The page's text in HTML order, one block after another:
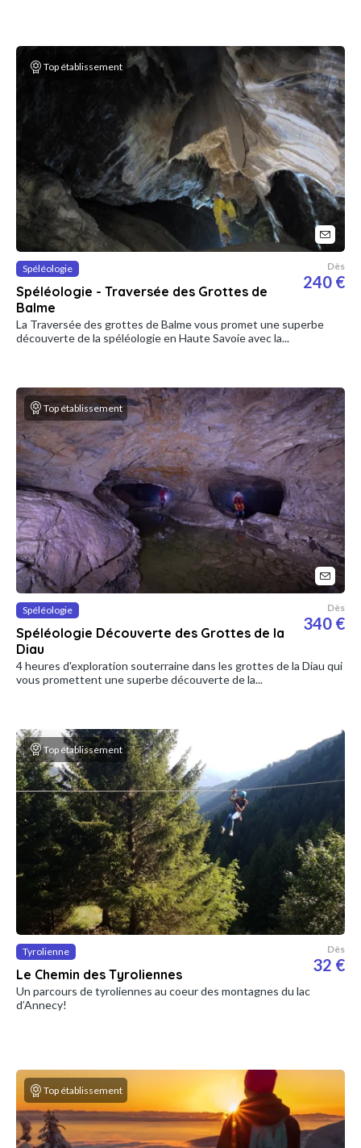
Top établissement
Spéléologie
Spéléologie - Traversée des Grottes de
Balme
Dès
240 €
La Traversée des grottes de Balme vous promet une superbe
découverte de la spéléologie en Haute Savoie avec la...
Top établissement
Spéléologie
Spéléologie Découverte des Grottes de la
Diau
Dès
340 €
4 heures d'exploration souterraine dans les grottes de la Diau qui
vous promettent une superbe découverte de la...
Top établissement
Tyrolienne
Le Chemin des Tyroliennes
Dès
32 €
Un parcours de tyroliennes au coeur des montagnes du lac
d’Annecy!
Top établissement